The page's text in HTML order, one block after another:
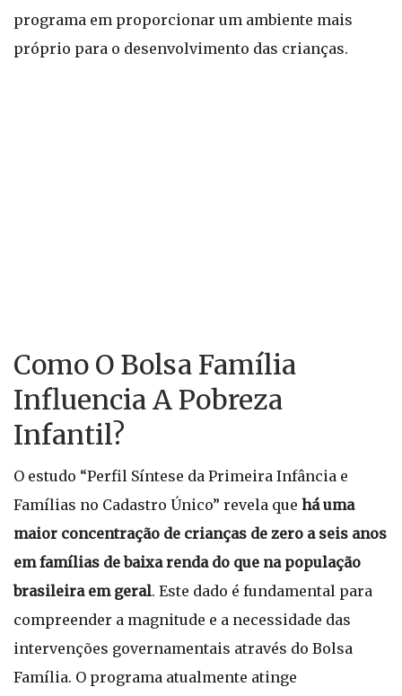
programa em proporcionar um ambiente mais
próprio para o desenvolvimento das crianças.
Como O Bolsa Família
Influencia A Pobreza
Infantil?
O estudo “Perfil Síntese da Primeira Infância e
Famílias no Cadastro Único” revela que há uma
maior concentração de crianças de zero a seis anos
em famílias de baixa renda do que na população
brasileira em geral. Este dado é fundamental para
compreender a magnitude e a necessidade das
intervenções governamentais através do Bolsa
Família. O programa atualmente atinge